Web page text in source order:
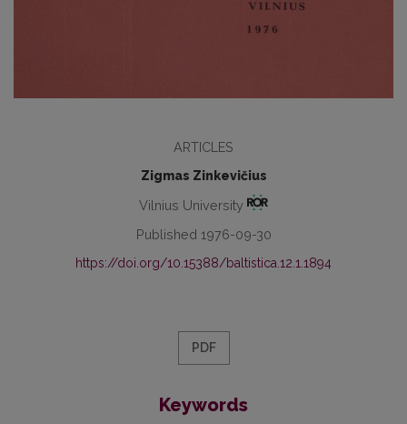
ARTICLES
Zigmas Zinkevičius
Vilnius University
Published 1976-09-30
https://doi.org/10.15388/baltistica.12.1.1894
PDF
Keywords